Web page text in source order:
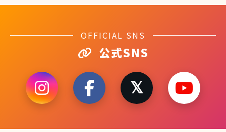
OFFICIAL SNS
公式SNS